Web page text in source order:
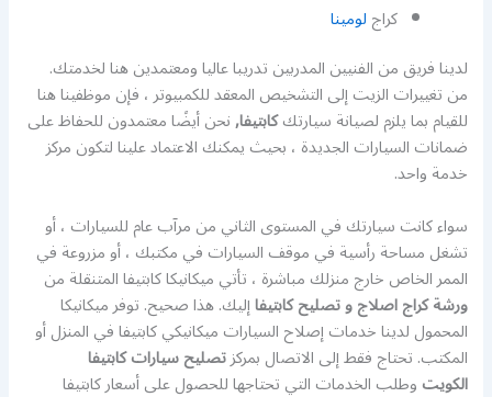
كراجلومينا
لدينا فريق من الفنيين المدربين تدريبا عاليا ومعتمدين هنا لخدمتك.
من تغييرات الزيت إلى التشخيص المعقد للكمبيوتر ، فإن موظفينا هنا
للقيام بما يلزم لصيانة سيارتككابتيفا,نحن أيضًا معتمدون للحفاظ على
ضمانات السيارات الجديدة ، بحيث يمكنك الاعتماد علينا لتكون مركز
خدمة واحد.
سواء كانت سيارتك في المستوى الثاني من مرآب عام للسيارات ، أو
تشغل مساحة رأسية في موقف السيارات في مكتبك ، أو مزروعة في
الممر الخاص خارج منزلك مباشرة ، تأتي ميكانيكا كابتيفا المتنقلة من
ورشة كراج اصلاج و تصليح كابتيفاإليك. هذا صحيح. توفر ميكانيكا
المحمول لدينا خدمات إصلاح السيارات ميكانيكي كابتيفا في المنزل أو
المكتب. تحتاج فقط إلى الاتصال بمركزتصليح سيارات كابتيفا
الكويتوطلب الخدمات التي تحتاجها للحصول على أسعار كابتيفا